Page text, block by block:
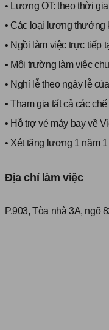
• Lương OT: theo thời
• Các loại lương thưởng
• Ngồi làm việc trực tiếp
• Môi trường làm việc
• Nghỉ lễ theo ngày lễ
• Tham gia tất cả các
• Hỗ trợ vé máy bay về
• Xét tăng lương 1 năm 1
Địa chỉ làm việc
P.903, Tòa nhà 3A, ngõ